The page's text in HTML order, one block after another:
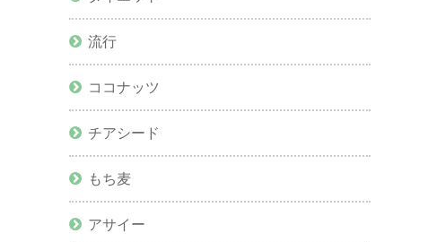
流行
ココナッツ
チアシード
もち麦
アサイー